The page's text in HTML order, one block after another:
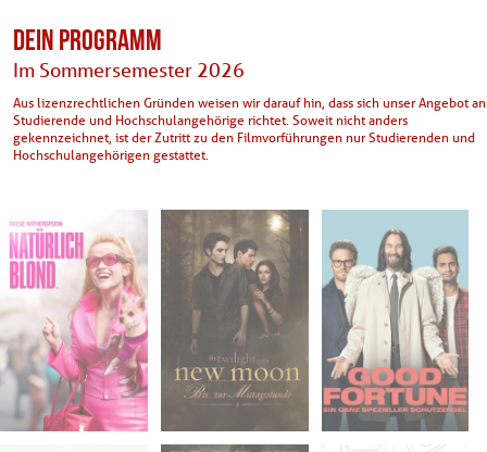
DEIN PROGRAMM
Im Sommersemester 2026
Aus lizenzrechtlichen Gründen weisen wir darauf hin, dass sich unser Angebot an
Studierende und Hochschulangehörige richtet. Soweit nicht anders
gekennzeichnet, ist der Zutritt zu den Filmvorführungen nur Studierenden und
Hochschulangehörigen gestattet.
Mi. 25.03.2026
18:30
Phil D -
Universität
Do. 09.04.2026
18:30
Phil D -
Universität
Do. 16.04.2026
18:30
Phil D -
Universität